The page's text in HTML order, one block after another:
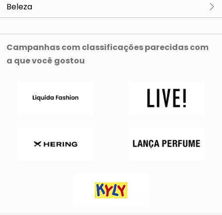
Beleza
Limpeza
Campanhas com classificações parecidas com
a que você gostou